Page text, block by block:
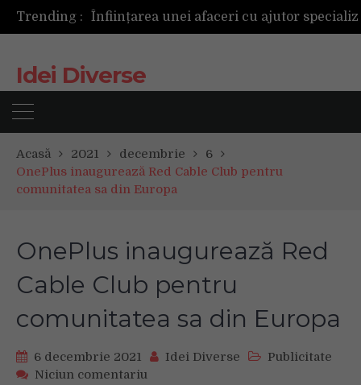
Trending :
Idei Diverse
Acasă 2021 decembrie
6
OnePlus inaugurează Red Cable Club pentru
comunitatea sa din Europa
OnePlus inaugurează Red
Cable Club pentru
comunitatea sa din Europa
6 decembrie 2021 Idei Diverse
Publicitate
Niciun comentariu